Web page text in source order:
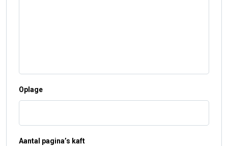
Oplage
Aantal pagina’s kaft